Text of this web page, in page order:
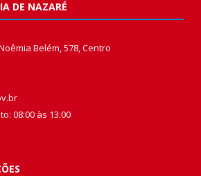
DE NAZARÉ
Belém, 578, Centro
08:00 às 13:00